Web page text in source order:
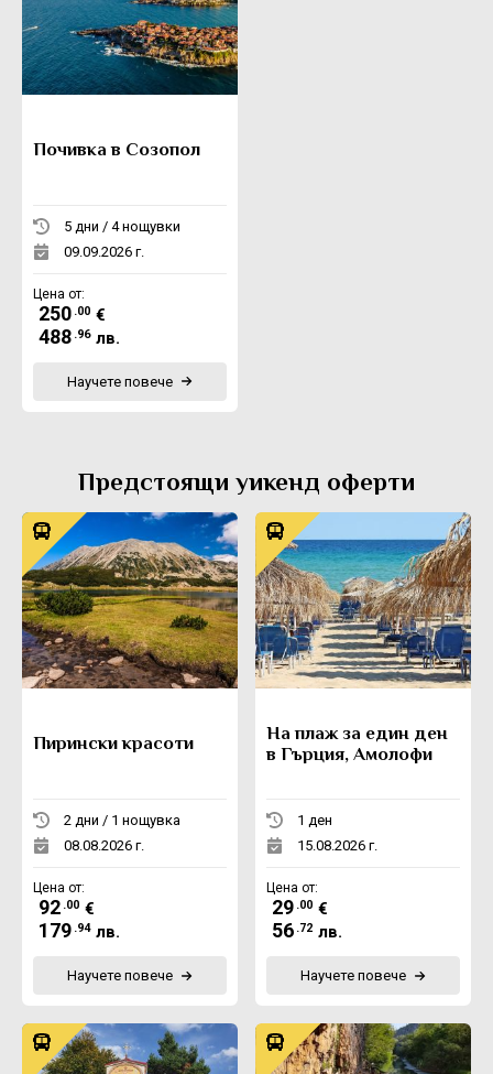
Почивка в Созопол
5 дни / 4 нощувки
09.09.2026 г.
Цена от:
250 .00 €
488 .96 лв.
Научете повече
Предстоящи уикенд оферти
Пирински красоти
2 дни / 1 нощувка
08.08.2026 г.
Цена от:
92 .00 €
179 .94 лв.
Научете повече
На плаж за един ден
в Гърция, Амолофи
1 ден
15.08.2026 г.
Цена от:
29 .00 €
56 .72 лв.
Научете повече